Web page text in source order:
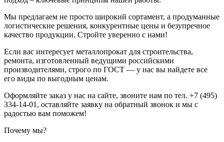
Мы предлагаем не просто широкий сортамент, а продуманные
логистические решения, конкурентные цены и безупречное
качество продукции. Стройте уверенно с нами!
Если вас интересует металлопрокат для строительства,
ремонта, изготовленный ведущими российскими
производителями, строго по ГОСТ — у нас вы найдете все
его виды по выгодным ценам.
Оформляйте заказ у нас на сайте, звоните нам по тел. +7 (495)
334-14-01, оставляйте заявку на обратный звонок и мы с
радостью вам поможем!
Почему мы?